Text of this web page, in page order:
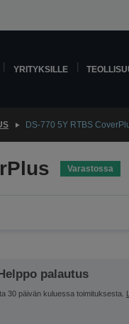
YRITYKSILLE
DS-770 5Y RTBS
Varastossa
palautus
30 päivän kuluessa toimituksesta.